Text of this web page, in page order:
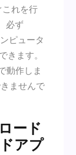
これを行
必ず
ピュータ
きます。
動作しま
ませんで
ード
アプ